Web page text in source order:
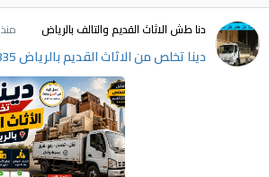
دنا طش الاثاث القديم والتالف بالرياض منذ 6 ساعات
دينا تخلص من الاثاث القديم بالرياض 0550437835